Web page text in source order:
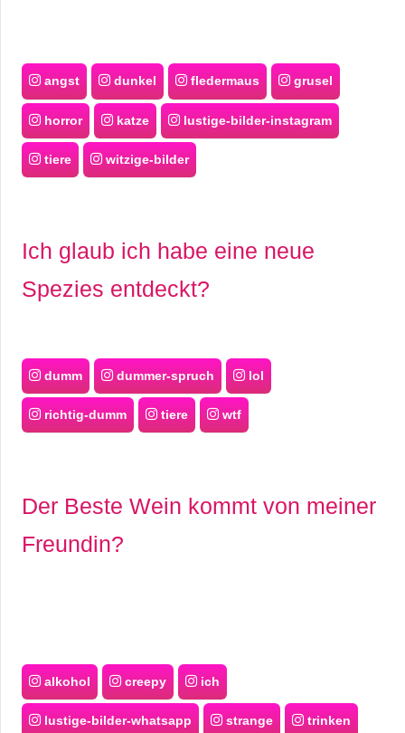
angst dunkel fledermaus grusel
horror katze lustige-bilder-instagram
tiere witzige-bilder
Ich glaub ich habe eine neue
Spezies entdeckt?
dumm dummer-spruch lol
richtig-dumm tiere wtf
Der Beste Wein kommt von meiner
Freundin?
alkohol creepy ich
lustige-bilder-whatsapp strange trinken